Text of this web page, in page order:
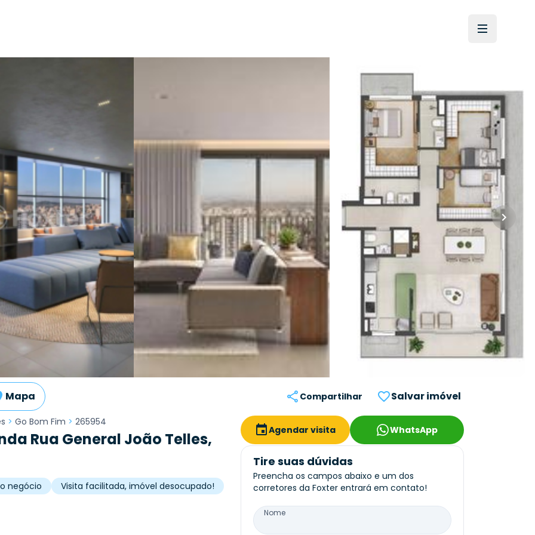
Mapa Compartilhar Salvar imóvel
> Go Bom Fim > 265954
Rua General João Telles,
negócio Visita facilitada, imóvel desocupado!
Agendar visita WhatsApp
Tire suas dúvidas
Preencha os campos abaixo e um dos
corretores da Foxter entrará em contato!
Nome